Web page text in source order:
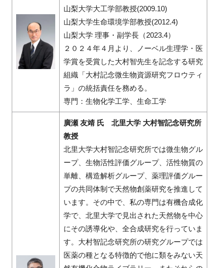
山梨大学大工学部教授(2009.10)
山梨大学生命環境学部教授(2012.4)
山梨大学 理事・副学長（2023.4）
２０２４年４月より、ノーベル生理学・医
学賞を受賞した大村智先生を記念する研究
組織「大村記念微生物資源研究フロウティ
ラ」の統括責任を務める。
専門：生物化学工学、生命工学
廣瀬 友靖 氏 北里大学 大村智記念研究所
教授
北里大学大村智記念研究所では微生物グル
ープ、生物活性評価グループ、活性物質の
単離、構造解析グループ、薬理評価グルー
プの共同体制で天然物創薬研究を推進して
います。その中で、私の専門は有機合成化
学で、北里大学で見出された天然物を中心
にその誘導化や、全合成研究を行っていま
す。大村智記念研究所の研究グループでは
医薬の種となる特徴的で他に類をみない天